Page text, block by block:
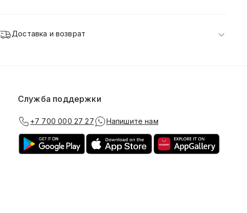
Доставка и возврат
Служба поддержки
+7 700 000 27 27 Напишите нам